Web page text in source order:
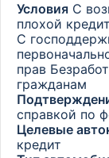
Условия С
плохой
С
прав
гражданам
справкой по
Целевые
кредит